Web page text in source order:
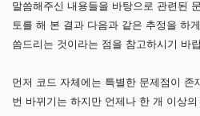
말씀해주신 내용들을 바탕으로 관련된
토를 해 본 결과 다음과 같은 추정을 하
씀드리는 것이라는 점을 참고하시기 바
먼저 코드 자체에는 특별한 문제점이
번 바뀌기는 하지만 언제나 한 개 이상